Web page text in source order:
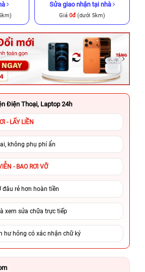
Sửa giao nhận tại nhà
Giá 0đ (dưới 5km)
Điện Thoại, Laptop 24h
- LẤY LIỀN
không phụ phí ẩn
- BAO RƠI VỠ
đâu rẻ hơn hoàn tiền
xem sửa chữa trực tiếp
hư hỏng có xác nhận chữ ký